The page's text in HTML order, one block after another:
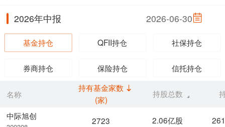
2026年中报 2026-06-30
基金持仓 QFII持仓 社保持仓
券商持仓 保险持仓 信托持仓
名称
中际旭创
持有基金家数
(家)
持股总数
2723 2.06亿股